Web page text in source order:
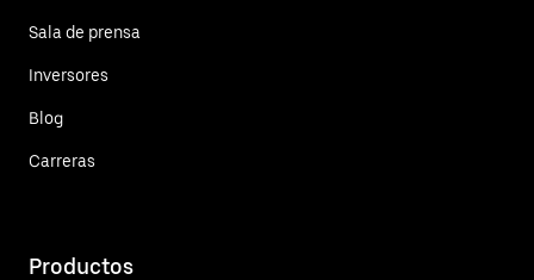
Sala de prensa
Inversores
Blog
Carreras
Productos